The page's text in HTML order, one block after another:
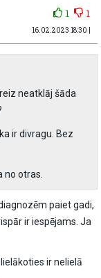
1 1
16.02.2023 18:30 |
neatklāj šāda
ir divragu. Bez
no otras.
paiet gadi,
ir iespējams. Ja
ir nelielā